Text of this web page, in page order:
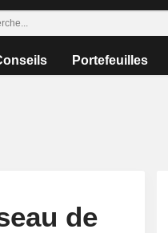
Portefeuilles
de